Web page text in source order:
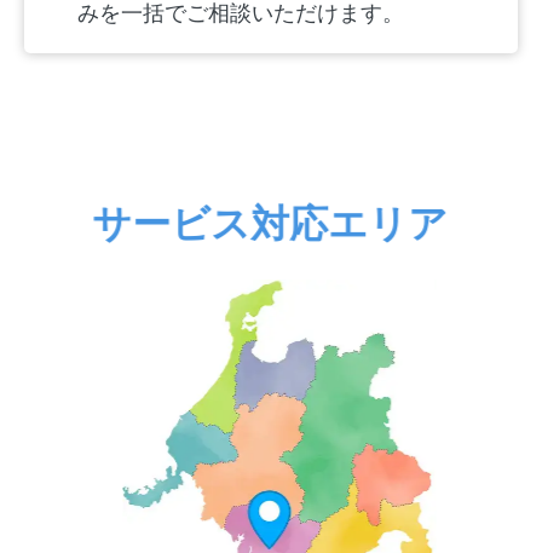
みを一括でご相談いただけます。
サービス対応エリア